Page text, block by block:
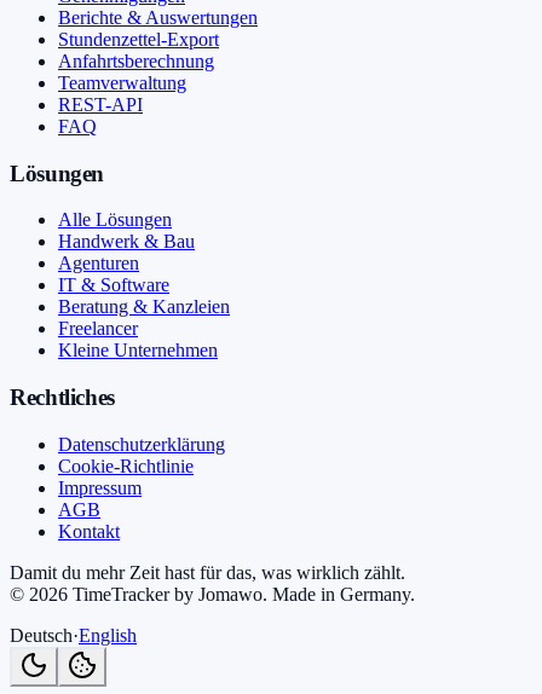
Berichte & Auswertungen
Stundenzettel-Export
Anfahrtsberechnung
Teamverwaltung
REST-API
FAQ
Lösungen
Alle Lösungen
Handwerk & Bau
Agenturen
IT & Software
Beratung & Kanzleien
Freelancer
Kleine Unternehmen
Rechtliches
Datenschutzerklärung
Cookie-Richtlinie
Impressum
AGB
Kontakt
Damit du mehr Zeit hast für das, was wirklich zählt.
© 2026 TimeTracker by Jomawo. Made in Germany.
Deutsch·English